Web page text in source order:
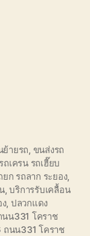
ายรถ ขนส่งรถ
เครน รถเฮี๊ยบ
ยก รถลาก ระยอง,
,บริการรับเคลื้อน
, ปลวกแดง
น331 โคราช
นน331 โคราช